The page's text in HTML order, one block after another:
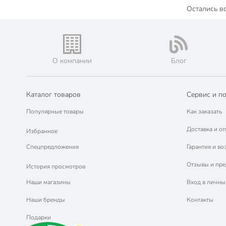
Остались
О компании Блог
Каталог товаров
Популярные товары
Избранное
Спецпредложения
История просмотров
Наши магазины
Наши бренды
Подарки
Сервис и
Как заказать
Доставка и
Гарантия и
Отзывы и
Вход в
Контакты